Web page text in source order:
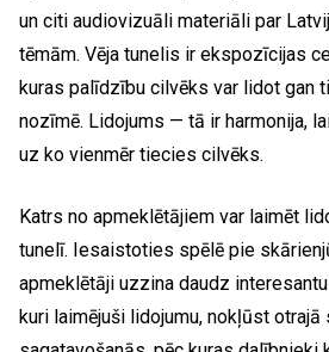
un citi audiovizuāli materiāli par
tēmām. Vēja tunelis ir ekspozīcijas
kuras palīdzību cilvēks var lidot gan
nozīmē. Lidojums — tā ir harmonija,
uz ko vienmēr tiecies cilvēks.
Katrs no apmeklētājiem var laimēt
tunelī. Iesaistoties spēlē pie
apmeklētāji uzzina daudz
kuri laimējuši lidojumu, nokļūst otrajā